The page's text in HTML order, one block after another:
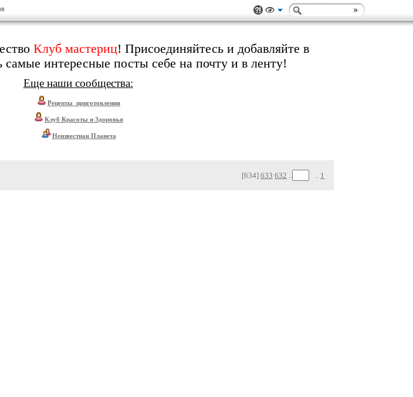
Клуб мастериц! Присоединяйтесь и добавляйте в
самые интересные посты себе на почту и в ленту!
Еще наши сообщества:
Рецепты_приготовления
Клуб Красоты и Здоровья
Неизвестная Планета
[634] 633 632 .. .. 1